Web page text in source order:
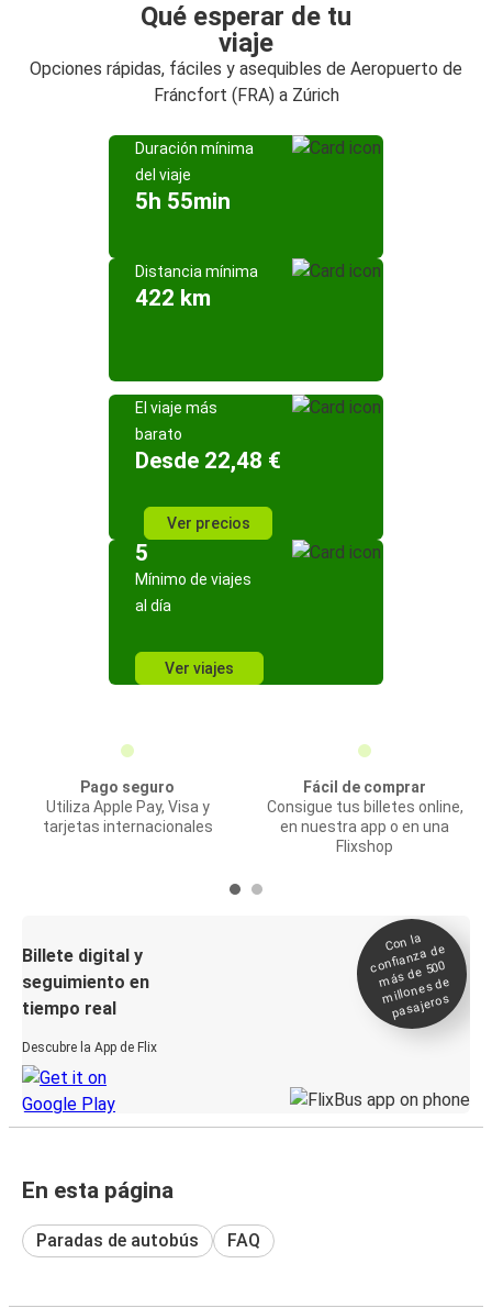
Qué esperar de tu
viaje
Opciones rápidas, fáciles y asequibles de Aeropuerto de
Fráncfort (FRA) a Zúrich
Duración mínima
del viaje
5h 55min
Distancia mínima
422 km
El viaje más
barato
Desde 22,48 €
Ver precios
5
Mínimo de viajes
al día
Ver viajes
Pago seguro
Utiliza Apple Pay, Visa y
tarjetas internacionales
Fácil de comprar
Consigue tus billetes online,
en nuestra app o en una
Flixshop
Billete digital y
seguimiento en
tiempo real
Descubre la App de Flix
Con la
confianza de
más de 500
millones de
pasajeros
En esta página
Paradas de autobús FAQ